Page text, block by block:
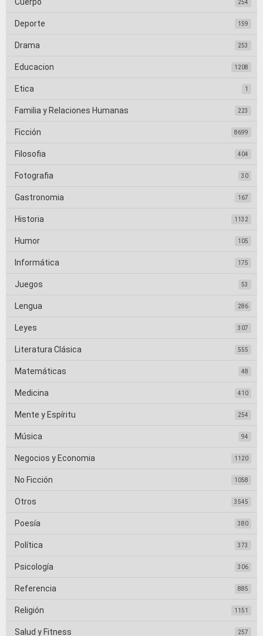
Cuerpo 254
Deporte 159
Drama 253
Educacion 1208
Etica 1
Familia y Relaciones Humanas 223
Ficción 8699
Filosofia 404
Fotografia 30
Gastronomia 167
Historia 1132
Humor 105
Informática 175
Juegos 53
Lengua 286
Leyes 307
Literatura Clásica 555
Matemáticas 48
Medicina 410
Mente y Espíritu 254
Música 94
Negocios y Economia 1120
No Ficción 1058
Otros 3545
Poesía 380
Política 373
Psicología 306
Referencia 885
Religión 1151
Salud y Fitness 257